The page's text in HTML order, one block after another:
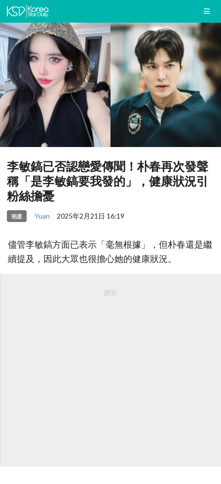
李敏鎬已否認戀愛傳聞！朴春再次發聲
稱「是李敏鎬要我發的」，健康狀況引
粉絲擔憂
明星 Yuan 2025年2月21日 16:19
儘管李敏鎬方面已表示「毫無根據」，但朴春還是繼
續提及，因此大眾也很擔心她的健康狀況。
廣告